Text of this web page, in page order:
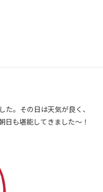
。その日は天気が良く、
日も堪能してきました～！